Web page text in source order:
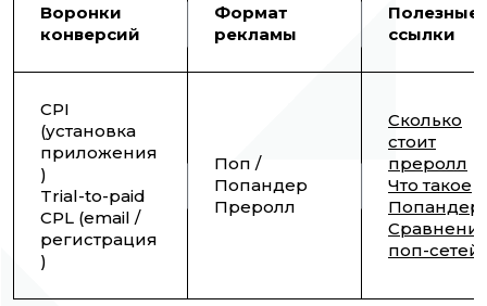
Воронки
конверсий
Формат
рекламы
Полезные
ссылки
CPI
(установка
приложения
)
Trial-to-paid
CPL (email /
регистрация
)
Поп /
Попандер
Преролл
Сколько
стоит
преролл
Что такое
Попандер
поп-сетей